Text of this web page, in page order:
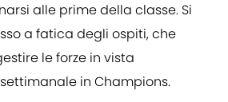
alle prime della classe. Si
a fatica degli ospiti, che
le forze in vista
in Champions.